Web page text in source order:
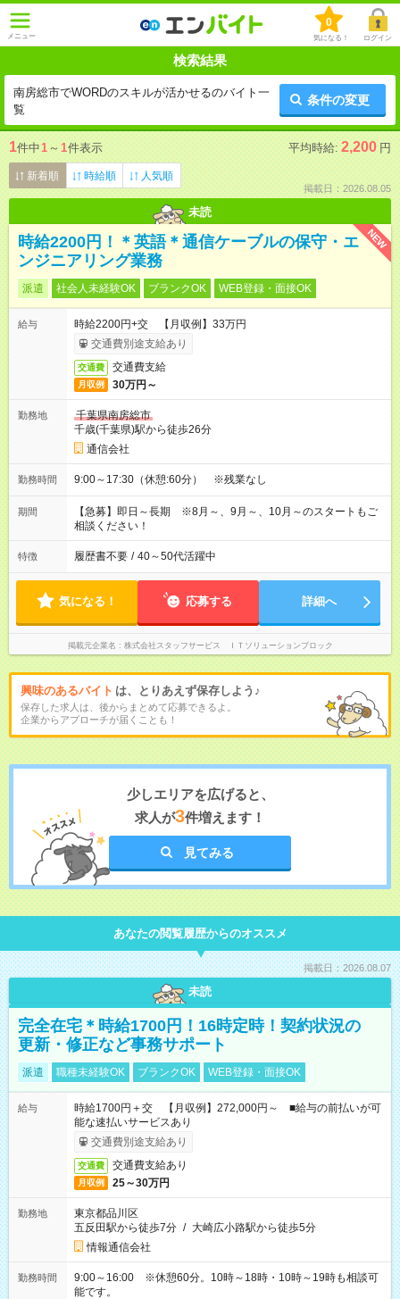
メニュー
0
気になる！ ログイン
検索結果
南房総市でWORDのスキルが活かせるのバイト一
覧
条件の変更
1件中1 ～ 1件表示 平均時給: 2,200 円
新着順 時給順 人気順
掲載日：2026.08.05
未読
NEW
時給2200円！＊英語＊通信ケーブルの保守・エ
ンジニアリング業務
派遣 社会人未経験OK ブランクOK WEB登録・面接OK
給与
時給2200円+交 【月収例】33万円
交通費別途支給あり
交通費 交通費支給
月収例 30万円～
勤務地
千葉県南房総市
千歳(千葉県)駅から徒歩26分
通信会社
勤務時間 9:00～17:30（休憩:60分） ※残業なし
期間
【急募】即日～長期 ※8月～、9月～、10月～のスタートもご
相談ください！
特徴 履歴書不要 / 40～50代活躍中
気になる！ 応募する 詳細へ
掲載元企業名 株式会社スタッフサービス ＩＴソリューションブロック
興味のあるバイト は、とりあえず保存しよう♪
保存した求人は、後からまとめて応募できるよ。
企業からアプローチが届くことも！
少しエリアを広げると、
求人が3件増えます！
見てみる
あなたの閲覧履歴からのオススメ
掲載日：2026.08.07
未読
完全在宅＊時給1700円！16時定時！契約状況の
更新・修正など事務サポート
派遣 職種未経験OK ブランクOK WEB登録・面接OK
給与
時給1700円＋交 【月収例】272,000円～ ■給与の前払いが可
能な速払いサービスあり
交通費別途支給あり
交通費 交通費支給あり
月収例 25～30万円
勤務地
東京都品川区
五反田駅から徒歩7分 / 大崎広小路駅から徒歩5分
情報通信会社
勤務時間
9:00～16:00 ※休憩60分。10時～18時・10時～19時も相談可
能です。